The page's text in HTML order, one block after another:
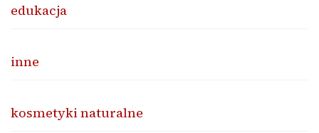
edukacja
inne
kosmetyki naturalne